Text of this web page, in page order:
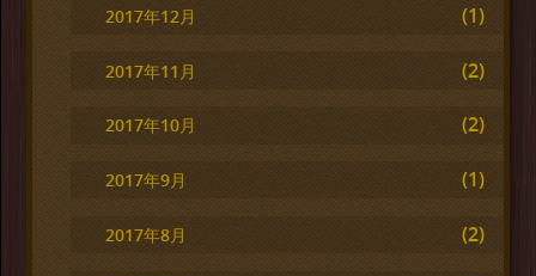
2017年12月 (1)
2017年11月 (2)
2017年10月 (2)
2017年9月 (1)
2017年8月 (2)